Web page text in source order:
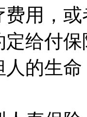
用，
定给付
人的生